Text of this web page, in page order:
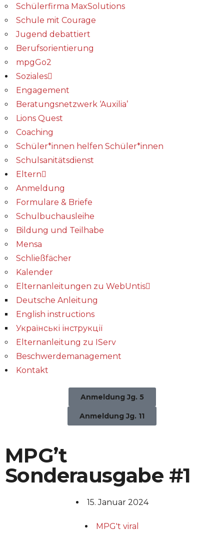
Schülerfirma MaxSolutions
Schule mit Courage
Jugend debattiert
Berufsorientierung
mpgGo2
Soziales
Engagement
Beratungsnetzwerk ‘Auxilia’
Lions Quest
Coaching
Schüler*innen helfen Schüler*innen
Schulsanitätsdienst
Eltern
Anmeldung
Formulare & Briefe
Schulbuchausleihe
Bildung und Teilhabe
Mensa
Schließfächer
Kalender
Elternanleitungen zu WebUntis
Deutsche Anleitung
English instructions
Українські інструкції
Elternanleitung zu IServ
Beschwerdemanagement
Kontakt
Anmeldung Jg. 5
Anmeldung Jg. 11
MPG’t
Sonderausgabe #1
15. Januar 2024
MPG't viral